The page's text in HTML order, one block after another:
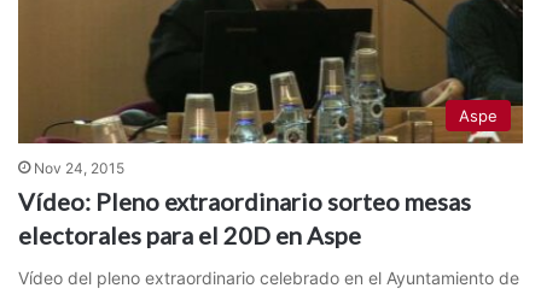
Aspe
Nov 24, 2015
Vídeo: Pleno extraordinario sorteo mesas
electorales para el 20D en Aspe
Vídeo del pleno extraordinario celebrado en el Ayuntamiento de